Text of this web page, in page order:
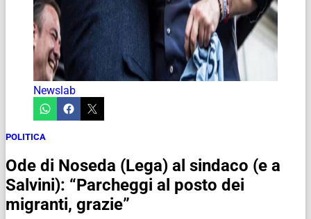
Newslab
POLITICA
Ode di Noseda (Lega) al sindaco (e a
Salvini): “Parcheggi al posto dei
migranti, grazie”